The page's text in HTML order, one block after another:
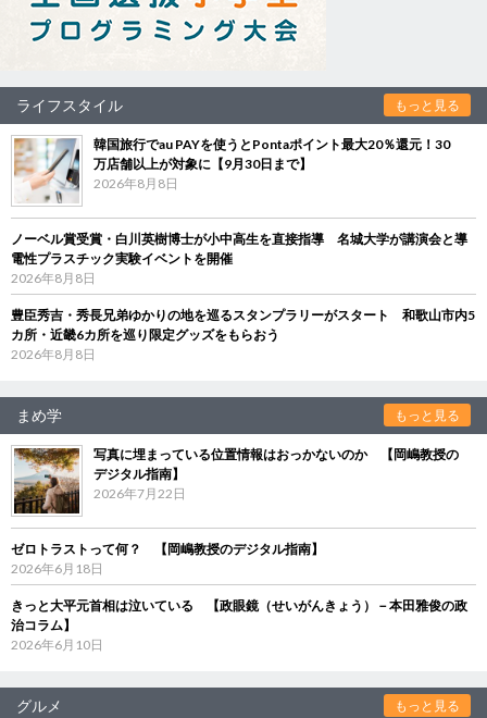
ライフスタイル もっと見る
韓国旅行でau PAYを使うとPontaポイント最大20％還元！30
万店舗以上が対象に【9月30日まで】
2026年8月8日
ノーベル賞受賞・白川英樹博士が小中高生を直接指導 名城大学が講演会と導
電性プラスチック実験イベントを開催
2026年8月8日
豊臣秀吉・秀長兄弟ゆかりの地を巡るスタンプラリーがスタート 和歌山市内5
カ所・近畿6カ所を巡り限定グッズをもらおう
2026年8月8日
まめ学 もっと見る
写真に埋まっている位置情報はおっかないのか 【岡嶋教授の
デジタル指南】
2026年7月22日
ゼロトラストって何？ 【岡嶋教授のデジタル指南】
2026年6月18日
きっと大平元首相は泣いている 【政眼鏡（せいがんきょう）－本田雅俊の政
治コラム】
2026年6月10日
グルメ もっと見る